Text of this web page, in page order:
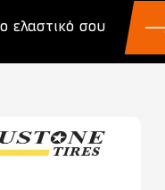
ελαστικό σου